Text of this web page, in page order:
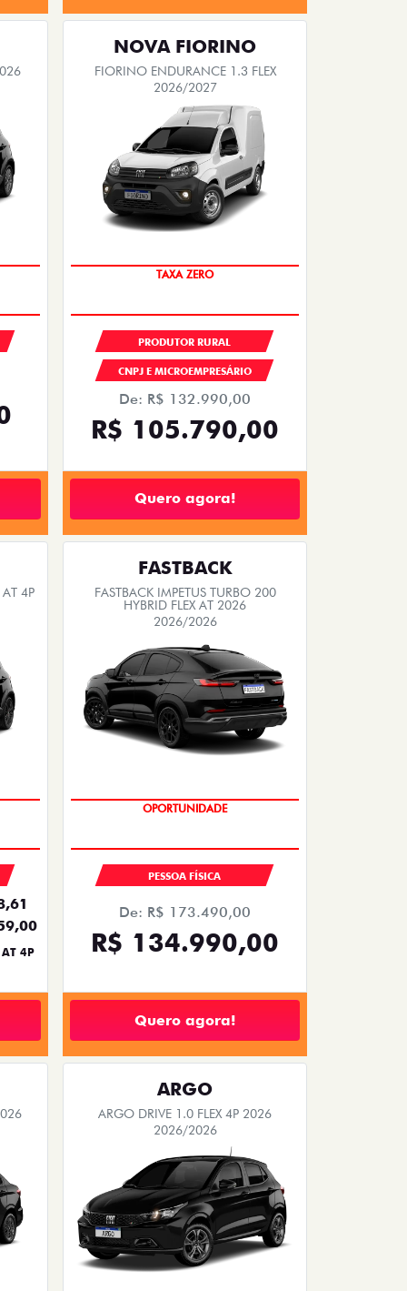
NOVA FIORINO
FIORINO ENDURANCE 1.3 FLEX
2026/2027
TAXA ZERO
PRODUTOR RURAL
CNPJ E MICROEMPRESÁRIO
De: R$ 132.990,00
R$ 105.790,00
Quero agora!
AT 4P
AT 4P
FASTBACK
FASTBACK IMPETUS TURBO 200
HYBRID FLEX AT 2026
2026/2026
PREÇO IMPERDÍVEL
PESSOA FÍSICA
De: R$ 173.490,00
R$ 134.990,00
Quero agora!
ARGO
ARGO DRIVE 1.0 FLEX 4P 2026
2026/2026